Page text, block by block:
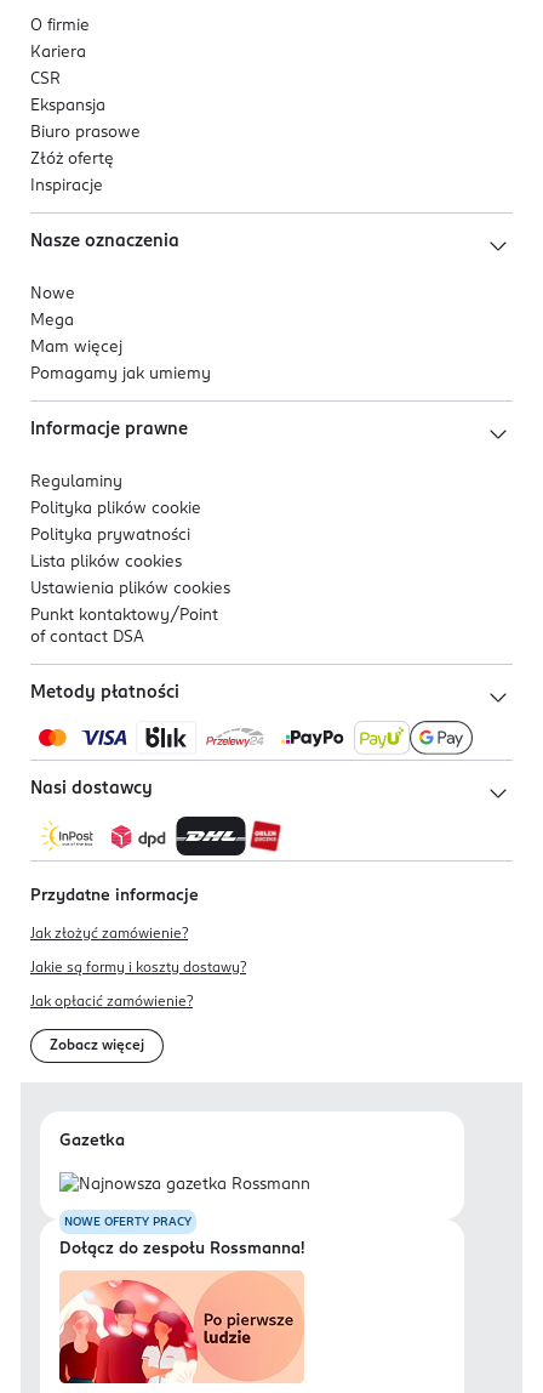
O firmie
Kariera
CSR
Ekspansja
Biuro prasowe
Złóż ofertę
Inspiracje
Nasze oznaczenia
Nowe
Mega
Mam więcej
Pomagamy jak umiemy
Informacje prawne
Regulaminy
Polityka plików cookie
Polityka prywatności
Lista plików cookies
Ustawienia plików cookies
Punkt kontaktowy/ Point
of contact DSA
Metody płatności
Nasi dostawcy
Przydatne informacje
Jak złożyć zamówienie?
Jakie są formy i koszty dostawy?
Jak opłacić zamówienie?
Zobacz więcej
Gazetka
NOWE OFERTY PRACY
Dołącz do zespołu Rossmanna!